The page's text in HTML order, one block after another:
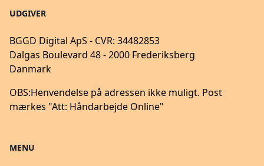
UDGIVER
BGGD Digital ApS - CVR: 34482853
Dalgas Boulevard 48 - 2000 Frederiksberg
Danmark
OBS:Henvendelse på adressen ikke muligt. Post
mærkes "Att: Håndarbejde Online"
MENU